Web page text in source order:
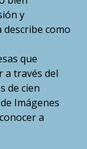
y
describe como
que
a través del
de cien
Imágenes
a